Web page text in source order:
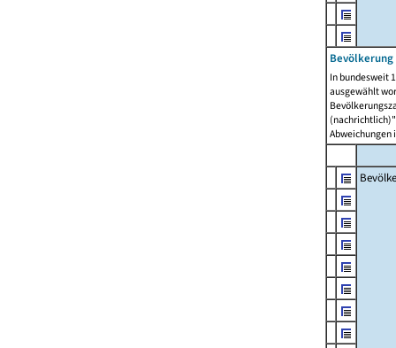
In bundesweit
ausgewählt
Abweichungen